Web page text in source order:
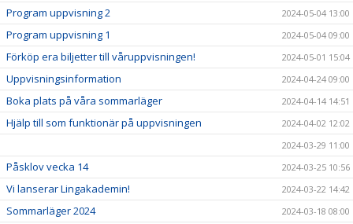
Program uppvisning 2 2024-05-04 13:00
Program uppvisning 1 2024-05-04 09:00
Förköp era biljetter till våruppvisningen! 2024-05-01 15:04
Uppvisningsinformation 2024-04-24 09:00
Boka plats på våra sommarläger 2024-04-14 14:51
Hjälp till som funktionär på uppvisningen
2024-04-02 12:02
2024-03-29 11:00
Påsklov vecka 14 2024-03-25 10:56
Vi lanserar Lingakademin! 2024-03-22 14:42
Sommarläger 2024 2024-03-18 08:00